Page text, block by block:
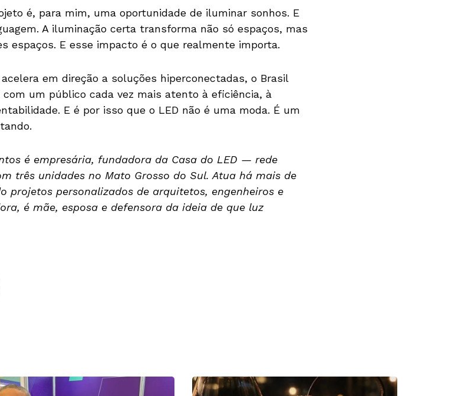
é, para mim, uma oportunidade de iluminar sonhos. E
A iluminação certa transforma não só espaços, mas
espaços. E esse impacto é o que realmente importa.
em direção a soluções hiperconectadas, o Brasil
um público cada vez mais atento à eficiência, à
E é por isso que o LED não é uma moda. É um
é empresária, fundadora da Casa do LED — rede
três unidades no Mato Grosso do Sul. Atua há mais de
projetos personalizados de arquitetos, engenheiros e
é mãe, esposa e defensora da ideia de que luz